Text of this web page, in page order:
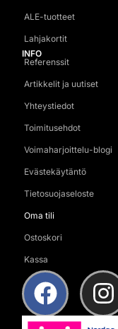
ALE-tuotteet
Lahjakortit
INFO
Referenssit
Artikkelit ja uutiset
Yhteystiedot
Toimitusehdot
Voimaharjoittelu-blogi
Evästekäytäntö
Tietosuojaseloste
Oma tili
Ostoskori
Kassa